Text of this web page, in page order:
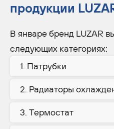
продукции
В январе бренд LUZAR
следующих категориях:
Патрубки
Радиаторы
Термостат